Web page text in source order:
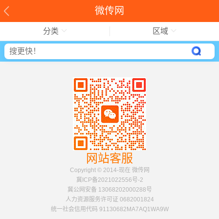
微传网
分类 区域
网站客服
Copyright © 2014-现在 微传网
冀ICP备2021022556号-2
冀公网安备 13068202000288号
人力资源服务许可证 0682001824
统一社会信用代码 91130682MA7AQ1WA9W